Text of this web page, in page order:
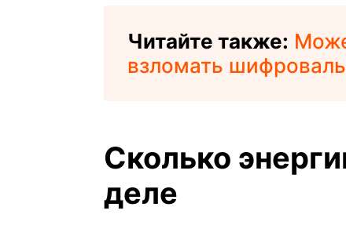
Читайте также:
взломать
Сколько
деле